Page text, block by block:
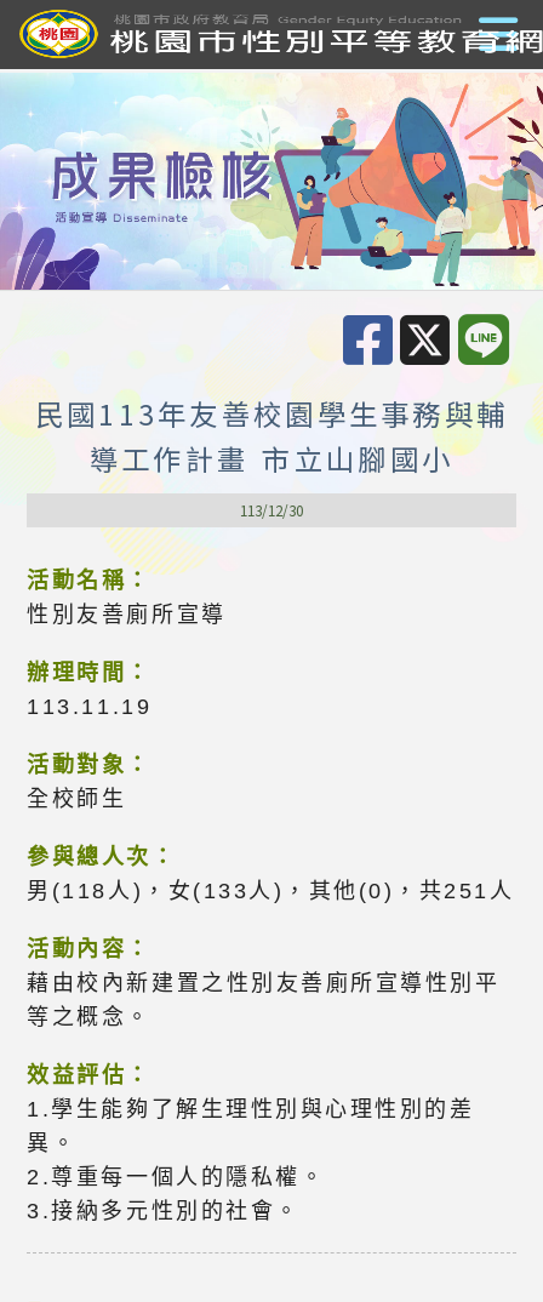
民國113年友善校園學生事務與輔
導工作計畫 市立山腳國小
113/12/30
活動名稱：
性別友善廁所宣導
辦理時間：
113.11.19
活動對象：
全校師生
參與總人次：
男(118人)，女(133人)，其他(0)，共251人
活動內容：
藉由校內新建置之性別友善廁所宣導性別平
等之概念。
效益評估：
1.學生能夠了解生理性別與心理性別的差
異。
2.尊重每一個人的隱私權。
3.接納多元性別的社會。